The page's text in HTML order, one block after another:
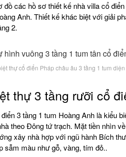
các hồ sơ thiết kế nhà villa cổ
Anh. Thiết kế khác biệt với giải
2.
thự cổ điển Pháp châu âu 3 tầng 1 tum
thự 3 tầng rưỡi cổ
3 tầng 1 tum Hoàng Anh là kiểu
theo Đông tứ trạch. Mặt tiền nhìn
xây nhà hợp với ngũ hành Bích
sẫm màu như gỗ, vàng, tím đỏ..